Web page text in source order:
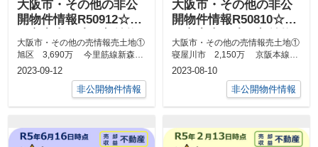
大阪市・その他の非公
開物件情報R50912☆八
件
大阪市・その他の売情報売土地①
旭区 3,690万 今里筋線新森古
市駅徒歩5分 公簿98.26㎡ ...
2023-09-12
非公開物件情報
大阪市・その他の非公
開物件情報R50810☆八
件
大阪市・その他の売情報売土地①
寝屋川市 2,150万 京阪本線寝
屋川市駅徒歩21分 公簿102....
2023-08-10
非公開物件情報